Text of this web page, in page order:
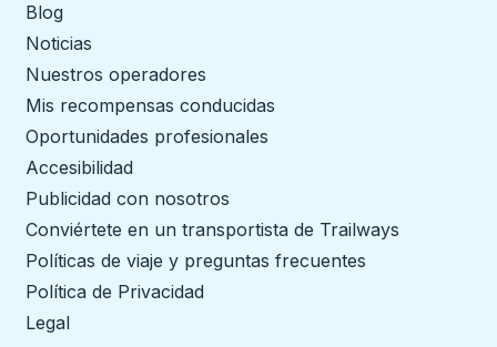
Blog
Noticias
Nuestros operadores
Mis recompensas conducidas
Oportunidades profesionales
Accesibilidad
Publicidad con nosotros
Conviértete en un transportista de Trailways
Políticas de viaje y preguntas frecuentes
Política de Privacidad
Legal